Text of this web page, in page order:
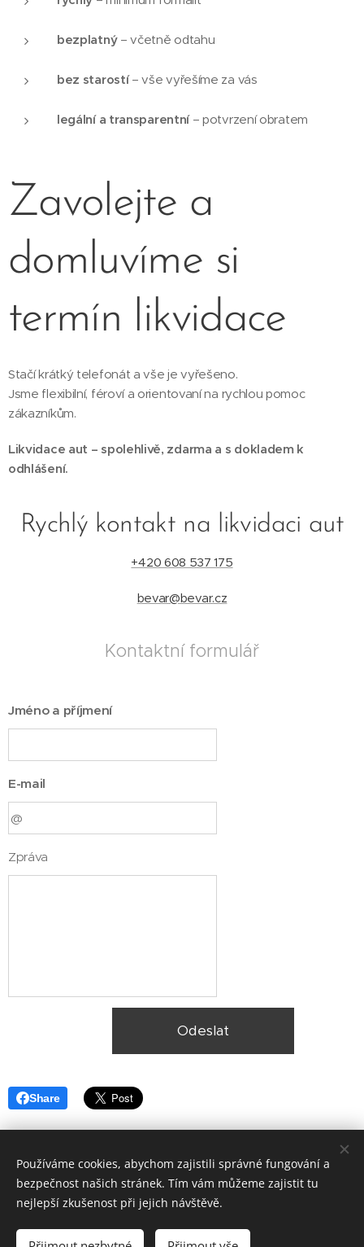
bezplatný– včetně odtahu
bez starostí– vše vyřešíme za vás
legální a transparentní– potvrzení obratem
Zavolejte a
domluvíme si
termín likvidace
Stačí krátký telefonát a vše je vyřešeno.
Jsme flexibilní, féroví a orientovaní na rychlou pomoc
zákazníkům.
Likvidace aut – spolehlivě, zdarma a s dokladem k
odhlášení.
Rychlý kontakt na likvidaci aut
+420 608 537 175
bevar@bevar.cz
Kontaktní formulář
Jméno a příjmení
E-mail
Zpráva
Odeslat
Share
© 2025, Ekologická likvidace vozidel Plzeň,
Používáme cookies, abychom zajistili správné fungování a
bezpečnost našich stránek. Tím vám můžeme zajistit tu
nejlepší zkušenost při jejich návštěvě.